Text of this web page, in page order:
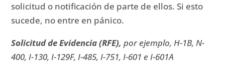
solicitud o notificación de parte de ellos. Si esto
sucede, no entre en pánico.
Solicitud de Evidencia (RFE), por ejemplo, H-1B, N-
400, I-130, I-129F, I-485, I-751, I-601 e I-601A